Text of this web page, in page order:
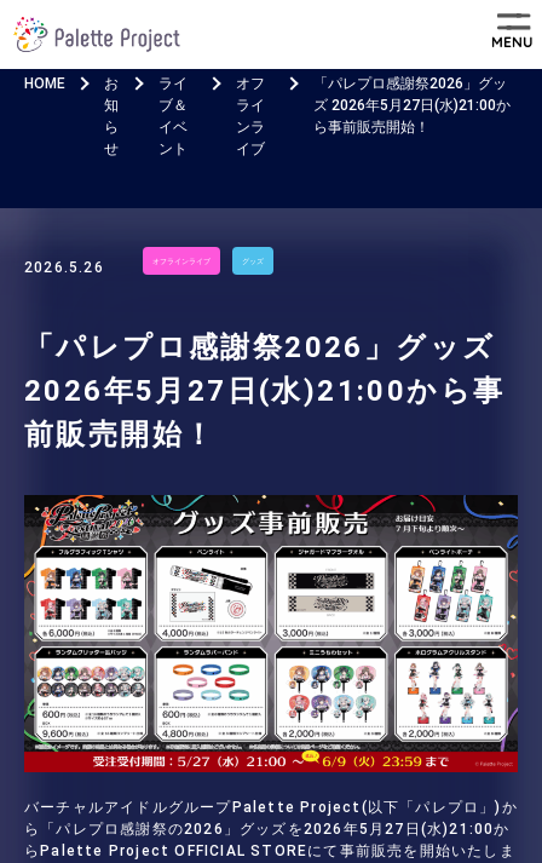
MENU
HOME
お
知
ら
せ
ライ
ブ＆
イベ
ント
オフ
ライ
ンラ
イブ
「パレプロ感謝祭2026」グッ
ズ 2026年5月27日(水)21:00か
ら事前販売開始！
2026.5.26 オフラインライブ グッズ
「パレプロ感謝祭2026」グッズ
2026年5月27日(水)21:00から事
前販売開始！
バーチャルアイドルグループPalette Project(以下「パレプロ」)か
ら「パレプロ感謝祭の2026」グッズを2026年5月27日(水)21:00か
らPalette Project OFFICIAL STOREにて事前販売を開始いたしま